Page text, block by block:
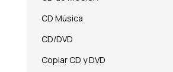
CD Música
CD/DVD
Copiar CD y DVD